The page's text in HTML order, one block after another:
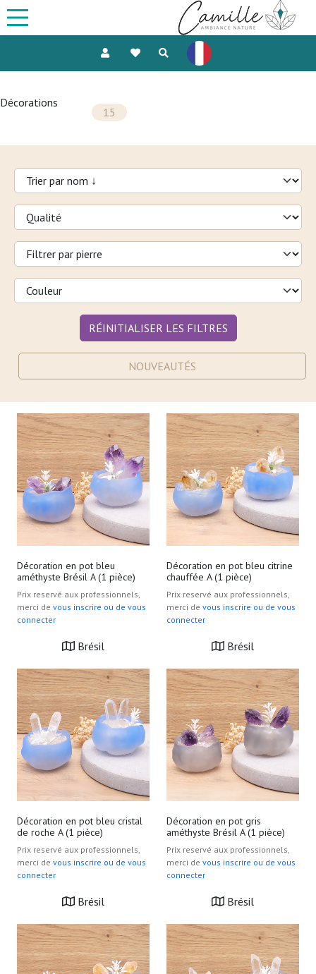
Décorations
15
RÉINITIALISER LES FILTRES
NOUVEAUTÉS
Décoration en pot bleu
améthyste Brésil A (1 pièce)
Prix reservé aux professionnels,
merci de vous inscrire ou de vous
connecter
Brésil
Décoration en pot bleu citrine
chauffée A (1 pièce)
Prix reservé aux professionnels,
merci de vous inscrire ou de vous
connecter
Brésil
Décoration en pot bleu cristal
de roche A (1 pièce)
Prix reservé aux professionnels,
merci de vous inscrire ou de vous
connecter
Brésil
Décoration en pot gris
améthyste Brésil A (1 pièce)
Prix reservé aux professionnels,
merci de vous inscrire ou de vous
connecter
Brésil